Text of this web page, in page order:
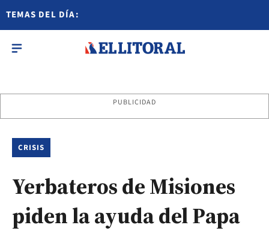
TEMAS DEL DÍA:
PUBLICIDAD
CRISIS
Yerbateros de Misiones
piden la ayuda del Papa